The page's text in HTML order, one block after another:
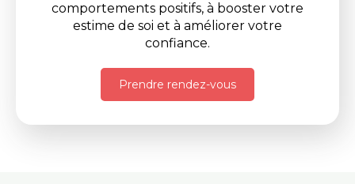
comportements positifs, à booster votre
estime de soi et à améliorer votre
confiance.
Prendre rendez-vous